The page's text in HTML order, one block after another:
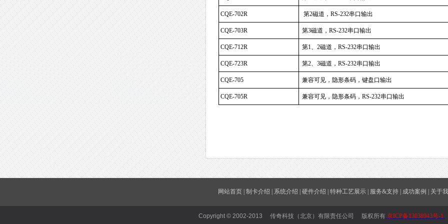
CQE-702R 第2磁道，RS-232串口输出
CQE-703R 第3磁道，RS-232串口输出
CQE-712R 第1、2磁道，RS-232串口输出
CQE-723R 第2、3磁道，RS-232串口输出
CQE-705 兼容可见，隐形条码，键盘口输出
CQE-705R 兼容可见，隐形条码，RS-232串口输出
网站首页| 制卡介绍 系统介绍 硬件介绍 特种工艺展示| 服务&支持| 成功案例 关于
Copyright © 2002-2013 传奇科技（北京）有限责任公司 版权所有 京ICP备13038943号-1